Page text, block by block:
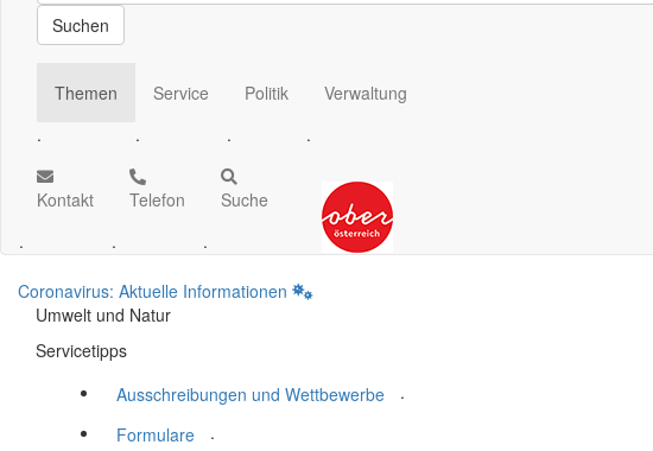
Suchen
Themen
.
Service
.
Politik
.
Verwaltung
.
Kontakt
.
Telefon
.
Suche
.
Coronavirus: Aktuelle Informationen
Umwelt und Natur
Servicetipps
Ausschreibungen und Wettbewerbe
.
Formulare
.